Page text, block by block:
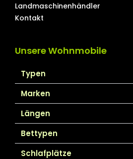
Landmaschinenhändler
Kontakt
Unsere Wohnmobile
Typen
Marken
Längen
Bettypen
Schlafplätze